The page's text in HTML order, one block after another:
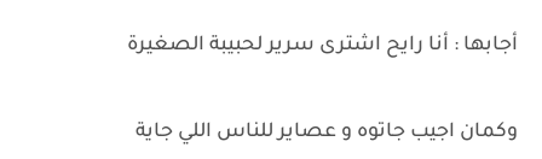
أجابها : أنا رايح اشترى سرير لحبيبة الصغيرة
وكمان اجيب جاتوه و عصاير للناس اللي جاية